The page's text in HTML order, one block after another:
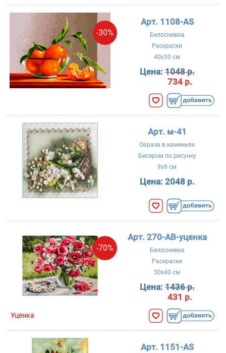
-30%
Арт. 1108-AS
Белоснежка
Раскраски
40x30 см
Цена:1048 р.
734 р.
Арт. м-41
Образа в каменьях
Бисером по рисунку
9x9 см
Цена: 2048 р.
-70%
Арт. 270-AB-уценка
Белоснежка
Раскраски
50x40 см
Цена:1436 р.
431 р.
Уценка
Арт. 1151-AS